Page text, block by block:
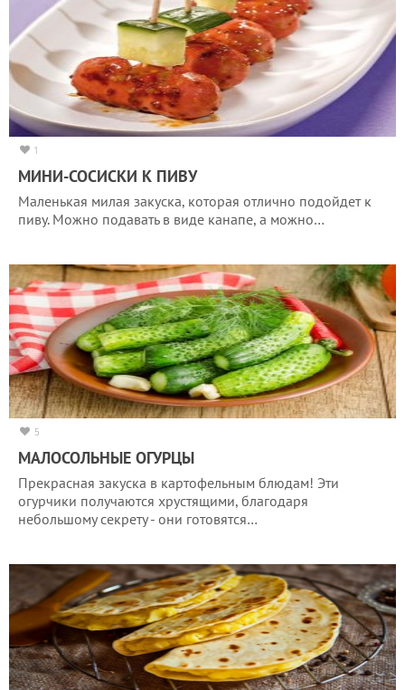
1
МИНИ-СОСИСКИ К ПИВУ
Маленькая милая закуска, которая отлично подойдет к
пиву. Можно подавать в виде канапе, а можно…
5
МАЛОСОЛЬНЫЕ ОГУРЦЫ
Прекрасная закуска в картофельным блюдам! Эти
огурчики получаются хрустящими, благодаря
небольшому секрету - они готовятся…